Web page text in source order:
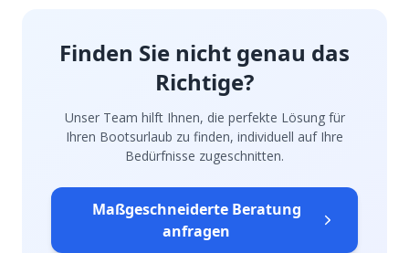
Finden Sie nicht genau das
Richtige?
Unser Team hilft Ihnen, die perfekte Lösung für
Ihren Bootsurlaub zu finden, individuell auf Ihre
Bedürfnisse zugeschnitten.
Maßgeschneiderte Beratung
anfragen